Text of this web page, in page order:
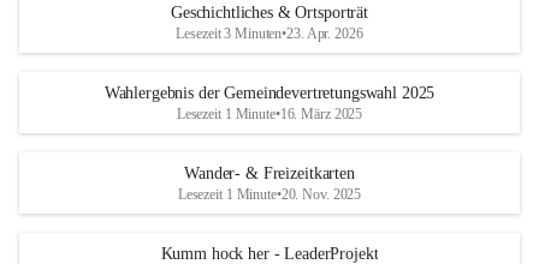
Geschichtliches & Ortsporträt
Lesezeit 3 Minuten•23. Apr. 2026
Wahlergebnis der Gemeindevertretungswahl 2025
Lesezeit 1 Minute•16. März 2025
Wander- & Freizeitkarten
Lesezeit 1 Minute•20. Nov. 2025
Kumm hock her - LeaderProjekt